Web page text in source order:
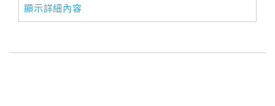
顯示詳細內容